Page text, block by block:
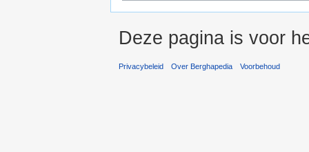
Deze pagina is voor
Privacybeleid Over Berghapedia Voorbehoud